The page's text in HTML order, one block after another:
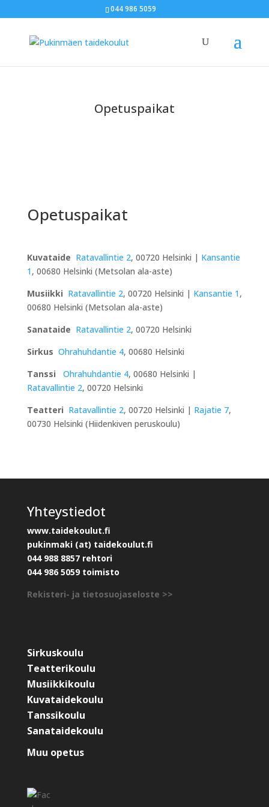
044 986 5059
Opetuspaikat
Opetuspaikat
Kuvataide Ratavallintie 2, 00720 Helsinki | Kansantie
1 , 00680 Helsinki (Metsolan ala-aste)
Musiikki Ratavallintie 2, 00720 Helsinki | Kansantie 1 ,
00680 Helsinki (Metsolan ala-aste)
Sanataide Ratavallintie 2, 00720 Helsinki
Sirkus Ohrahuhdantie 4, 00680 Helsinki
Tanssi
Ohrahuhdantie 4, 00680 Helsinki |
Ratavallintie 2, 00720 Helsinki
Teatteri Ratavallintie 2, 00720 Helsinki | Rajatie 7,
00730 Helsinki (Hiidenkiven peruskoulu)
Yhteystiedot
www.taidekoulut.fi
pukinmaki (at) taidekoulut.fi
044 988 8857 rehtori
044 986 5059 toimisto
Rekisteri- ja tietosuojaseloste >>
Sirkuskoulu
Teatterikoulu
Musiikkikoulu
Kuvataidekoulu
Tanssikoulu
Sanataidekoulu
Muu opetus